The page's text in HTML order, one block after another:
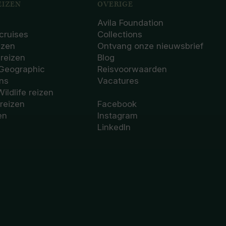
reizen
OVERIGE
Avila Foundation
Collections
Ontvang onze nieuwsbrief
Blog
Reisvoorwaarden
Vacatures
Facebook
Instagram
LinkedIn